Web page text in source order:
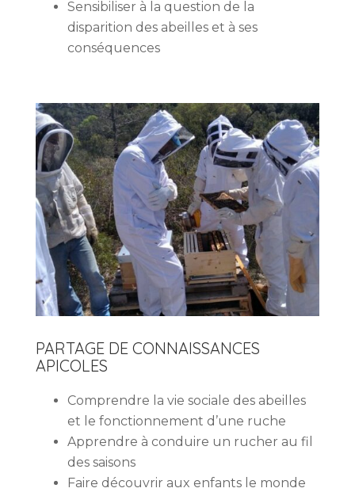
Sensibiliser à la question de la
disparition des abeilles et à ses
conséquences
PARTAGE DE CONNAISSANCES
APICOLES
Comprendre la vie sociale des abeilles
et le fonctionnement d’une ruche
Apprendre à conduire un rucher au fil
des saisons
Faire découvrir aux enfants le monde